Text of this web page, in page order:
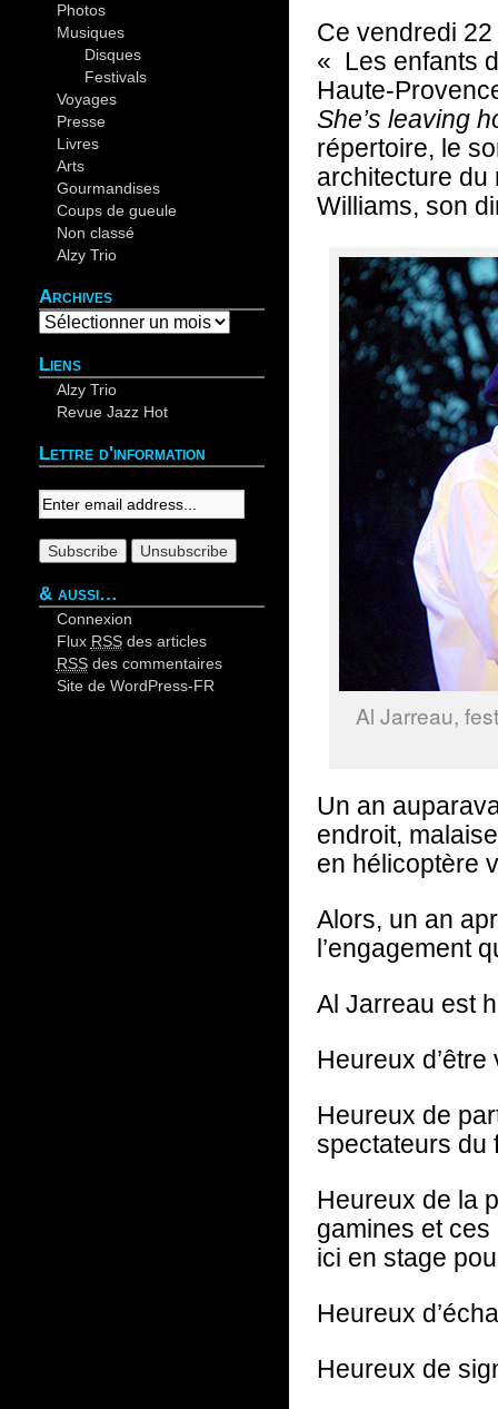
Ce vendredi
« Les enfants
Haute-
She’s leaving
répertoire, le
architecture du
Williams, son
Al Jarreau,
Un an
endroit,
en hélicoptère
Alors, un an
l’engagement
Al Jarreau est
Heureux d’être
Heureux de
spectateurs du
Heureux de la
gamines et ces
ici en stage
Heureux
Heureux de
Photos(37)
Musiques(82)
Disques
Festivals
Voyages(20)
Presse(5)
Livres(9)
Arts(6)
Gourmandises(4)
Coups de gueule(4)
Non classé(2)
Alzy Trio(12)
Archives
Liens
Alzy Trio
Revue Jazz Hot
Lettre d'information
& aussi…
Connexion
Flux RSSdes articles
RSSdes commentaires
Site de WordPress-FR